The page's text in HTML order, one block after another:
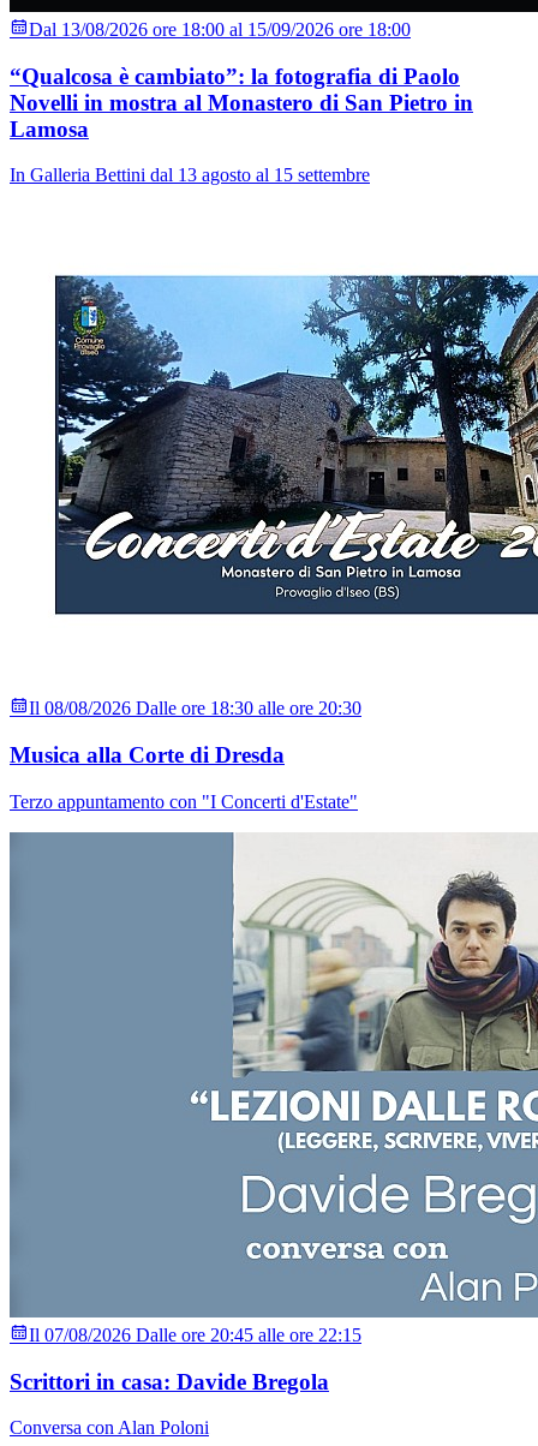
Dal 13/08/2026 ore 18:00 al 15/09/2026 ore 18:00
“Qualcosa è cambiato”: la fotografia di Paolo
Novelli in mostra al Monastero di San Pietro in
Lamosa
In Galleria Bettini dal 13 agosto al 15 settembre
Il 08/08/2026 Dalle ore 18:30 alle ore 20:30
Musica alla Corte di Dresda
Terzo appuntamento con "I Concerti d'Estate"
Il 07/08/2026 Dalle ore 20:45 alle ore 22:15
Scrittori in casa: Davide Bregola
Conversa con Alan Poloni